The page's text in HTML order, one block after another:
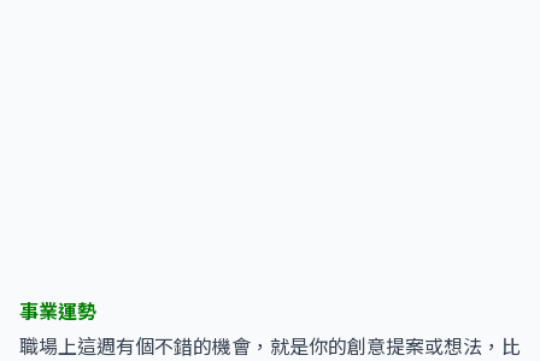
事業運勢
職場上這週有個不錯的機會，就是你的創意提案或想法，比